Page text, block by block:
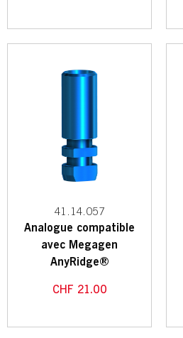
41.14.057
Analogue compatible
avec Megagen
AnyRidge®
CHF 21.00